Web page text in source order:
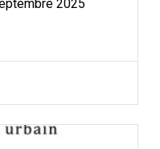
2025